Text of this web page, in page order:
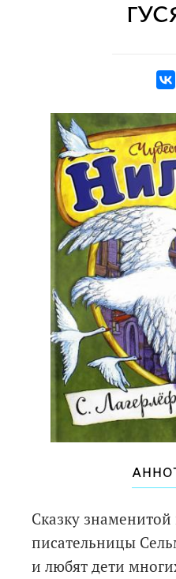
Сказку
писательницы
и любят дети